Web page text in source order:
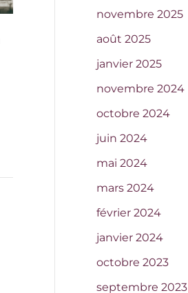
novembre 2025
août 2025
janvier 2025
novembre 2024
octobre 2024
juin 2024
mai 2024
mars 2024
février 2024
janvier 2024
octobre 2023
septembre 2023